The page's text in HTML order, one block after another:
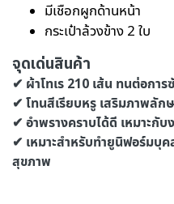
มีเชือกผูกด้านหน้า
กระเป๋าล้วงข้าง 2 ใบ
จุดเด่นสินค้า
✔ ผ้าโทเร 210 เส้น ทนต่อกา
✔ โทนสีเรียบหรู เสริมภาพลั
✔ อำพรางคราบได้ดี เหมาะกั
✔ เหมาะสำหรับทำยูนิฟอร์มบุ
สุขภาพ